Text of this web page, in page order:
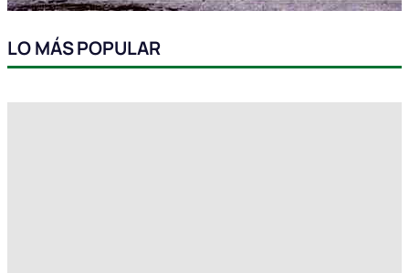
LO MÁS POPULAR